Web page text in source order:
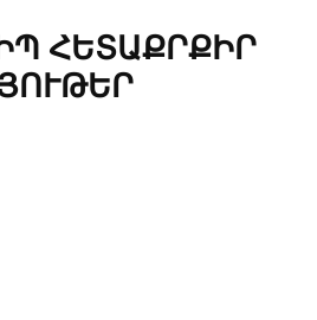
ՀԵՏԱՔՐՔԻՐ